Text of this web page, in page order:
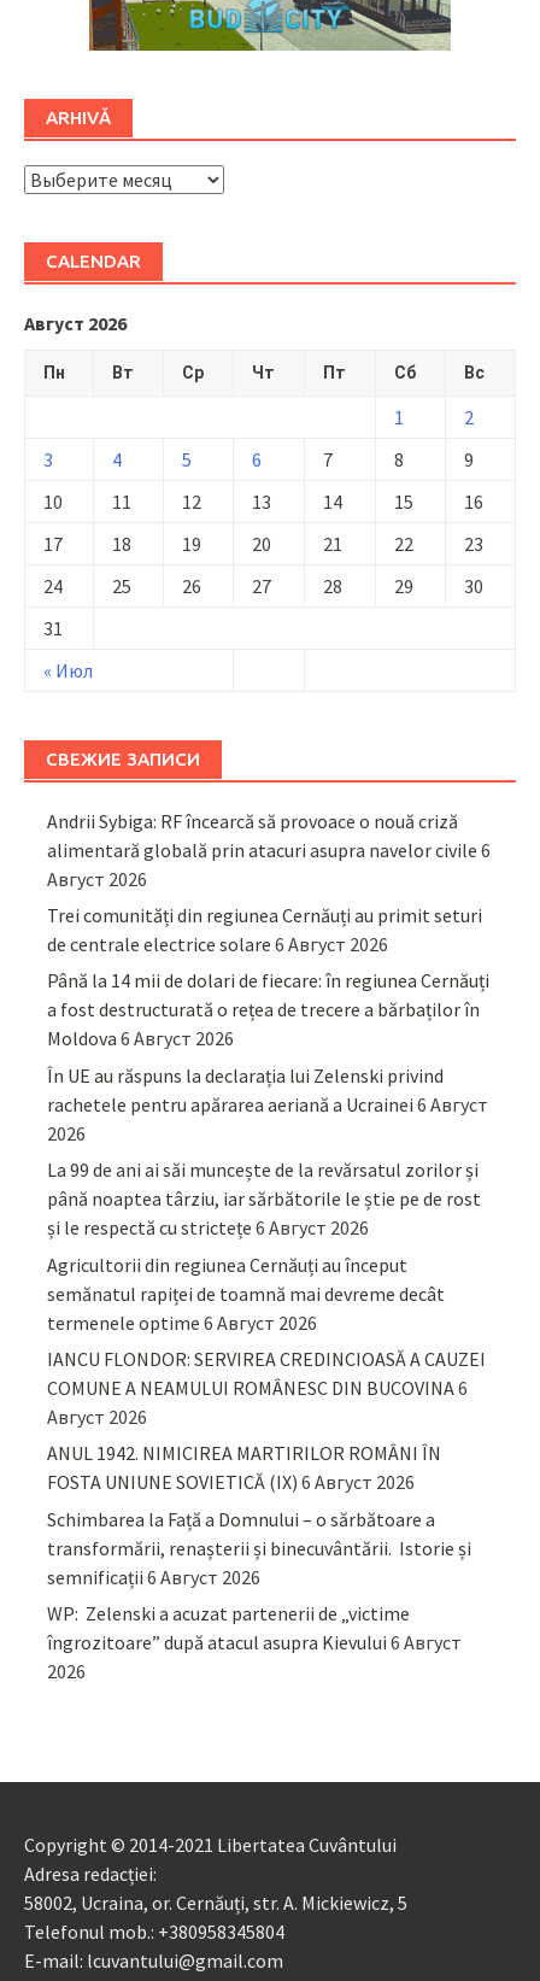
ARHIVĂ
ARHIVĂ
CALENDAR
Август 2026
Пн Вт Ср Чт Пт Сб Вс
« Июл
1
2
3
4 5 6 7 8
9
10
11 12 13 14 15
16
17
18 19 20 21 22
23
24
25 26 27 28 29
30
31
СВЕЖИЕ ЗАПИСИ
Andrii Sybiga: RF încearcă să provoace o nouă criză
alimentară globală prin atacuri asupra navelor civile 6
Август 2026
Trei comunități din regiunea Cernăuți au primit seturi
de centrale electrice solare 6 Август 2026
Până la 14 mii de dolari de fiecare: în regiunea Cernăuți
a fost destructurată o rețea de trecere a bărbaților în
Moldova 6 Август 2026
În UE au răspuns la declarația lui Zelenski privind
rachetele pentru apărarea aeriană a Ucrainei 6 Август
2026
La 99 de ani ai săi muncește de la revărsatul zorilor și
până noaptea târziu, iar sărbătorile le știe pe de rost
și le respectă cu strictețe 6 Август 2026
Agricultorii din regiunea Cernăuți au început
semănatul rapiței de toamnă mai devreme decât
termenele optime 6 Август 2026
IANCU FLONDOR: SERVIREA CREDINCIOASĂ A CAUZEI
COMUNE A NEAMULUI ROMÂNESC DIN BUCOVINA6
Август 2026
ANUL 1942. NIMICIREA MARTIRILOR ROMÂNI ÎN
FOSTA UNIUNE SOVIETICĂ (IX) 6 Август 2026
Schimbarea la Față a Domnului – o sărbătoare a
transformării, renașterii și binecuvântării. Istorie și
semnificații 6 Август 2026
WP: Zelenski a acuzat partenerii de „victime
îngrozitoare” după atacul asupra Kievului 6 Август
2026
Copyright © 2014-2021 Libertatea Cuvântului
Adresa redacției:
58002, Ucraina, or. Cernăuți, str. A. Mickiewicz, 5
Telefonul mob.: +380958345804
E-mail: lcuvantului@gmail.com